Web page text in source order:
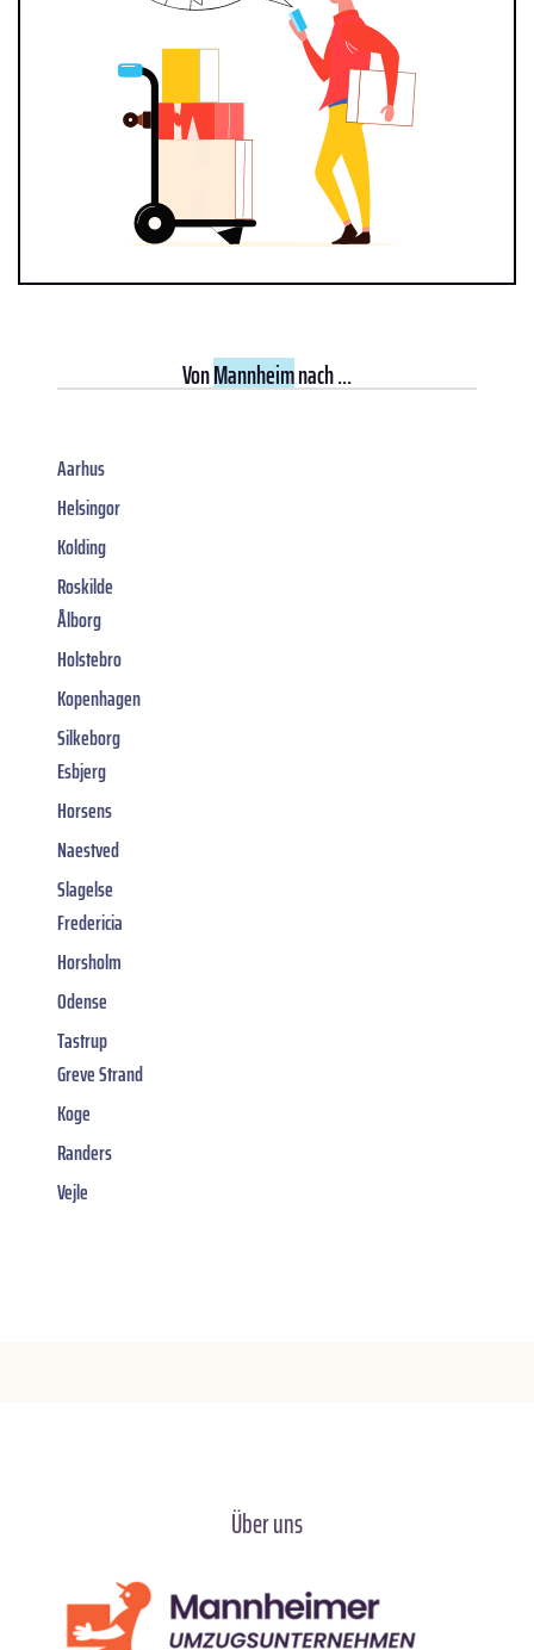
VonMannheimnach ...
Aarhus
Helsingor
Kolding
Roskilde
Ålborg
Holstebro
Kopenhagen
Silkeborg
Esbjerg
Horsens
Naestved
Slagelse
Fredericia
Horsholm
Odense
Tastrup
Greve Strand
Koge
Randers
Vejle
Über uns